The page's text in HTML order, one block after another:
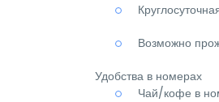
Возможно
Удобства в номерах
Чай/кофе в